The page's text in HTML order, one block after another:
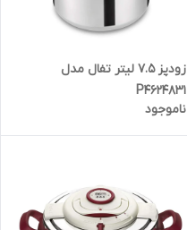
زودپز 7.5 لیتر تفال مدل
P4624831
ناموجود